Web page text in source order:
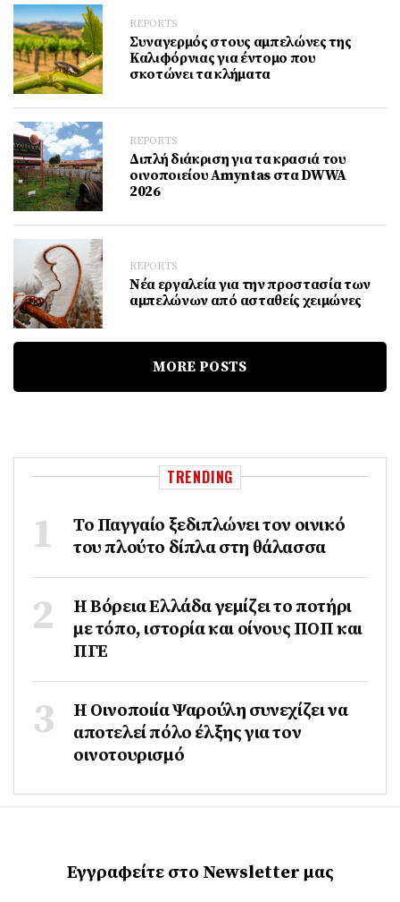
REPORTS
Συναγερμός στους αμπελώνες της
Καλιφόρνιας για έντομο που
σκοτώνει τα κλήματα
REPORTS
Διπλή διάκριση για τα κρασιά του
οινοποιείου Amyntas στα DWWA
2026
REPORTS
Νέα εργαλεία για την προστασία των
αμπελώνων από ασταθείς χειμώνες
MORE POSTS
TRENDING
Το Παγγαίο ξεδιπλώνει τον οινικό
του πλούτο δίπλα στη θάλασσα
Η Βόρεια Ελλάδα γεμίζει το ποτήρι
με τόπο, ιστορία και οίνους ΠΟΠ και
ΠΓΕ
Η Οινοποιία Ψαρούλη συνεχίζει να
αποτελεί πόλο έλξης για τον
οινοτουρισμό
Εγγραφείτε στο Newsletter μας